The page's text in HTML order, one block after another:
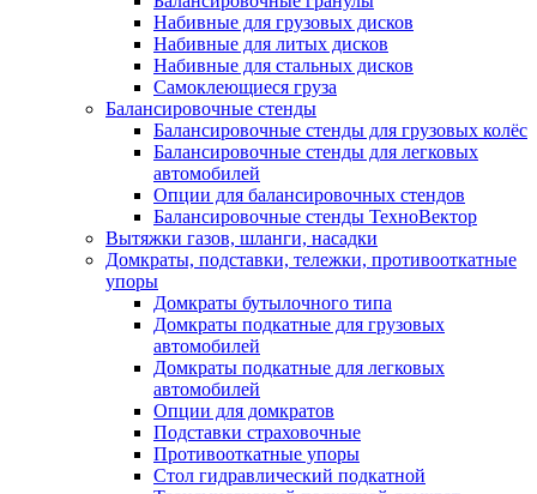
Набивные для грузовых дисков
Набивные для литых дисков
Набивные для стальных дисков
Самоклеющиеся груза
Балансировочные стенды
Балансировочные стенды для грузовых колёс
Балансировочные стенды для легковых
автомобилей
Опции для балансировочных стендов
Балансировочные стенды ТехноВектор
Вытяжки газов, шланги, насадки
Домкраты, подставки, тележки, противооткатные
упоры
Домкраты бутылочного типа
Домкраты подкатные для грузовых
автомобилей
Домкраты подкатные для легковых
автомобилей
Опции для домкратов
Подставки страховочные
Противооткатные упоры
Стол гидравлический подкатной